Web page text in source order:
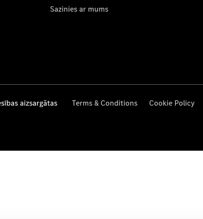
Sazinies ar mums
aizsargātas Terms & Conditions Cookie Policy